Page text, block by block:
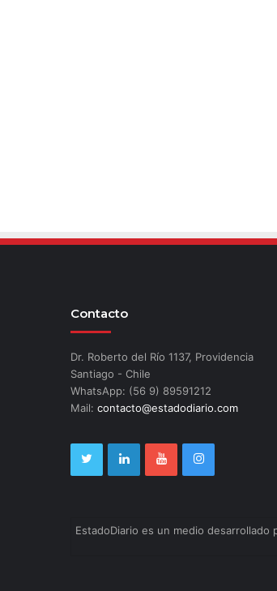
Contacto
Dr. Roberto del Río 1137, Providencia
Santiago - Chile
WhatsApp: (56 9) 89591212
Mail: contacto@estadodiario.com
EstadoDiario es un medio desarrollado